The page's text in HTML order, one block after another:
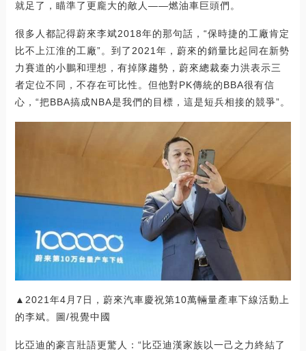
就足了，瞄準了更龐大的敵人——燃油車巨頭們。
很多人都記得蔚來李斌2018年的那句話，“保時捷的工廠肯定
比不上江淮的工廠”。到了2021年，蔚來的銷量比起同在新勢
力賽道的小鵬和理想，有掉隊趨勢，蔚來總裁秦力洪表示三
者定位不同，不存在可比性。但他對PK傳統的BBA很有信
心，“把BBA搞成NBA是我們的目標，這是短兵相接的競爭”。
▲2021年4月7日，蔚來汽車慶祝第10萬輛量產車下線活動上
的李斌。圖/視覺中國
比亞迪的豪言壯語更驚人：“比亞迪漢家族以一己之力終結了